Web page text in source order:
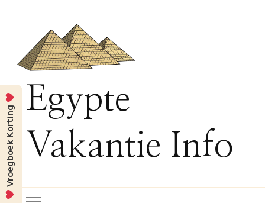
Egypte
Vakantie Info
Vroegboek Korting